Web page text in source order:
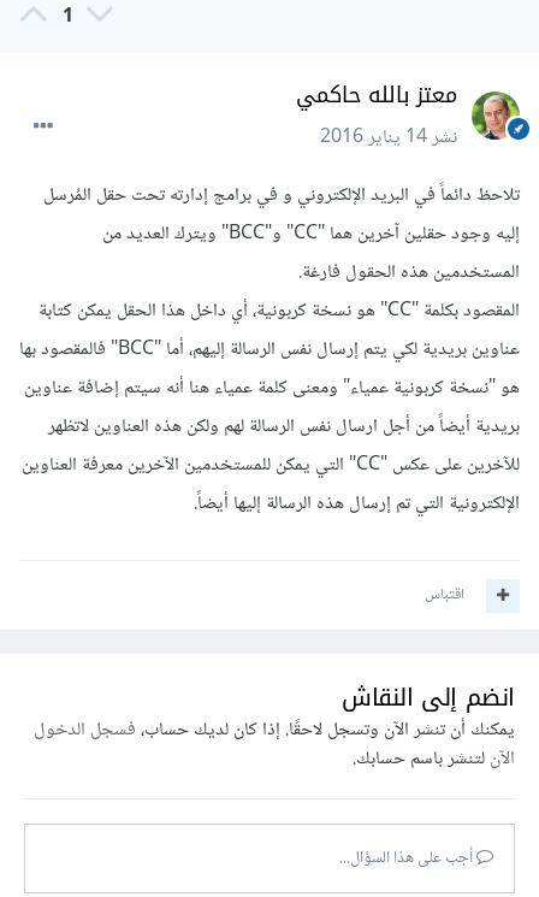
1
معتز بالله حاكمي
نشر14 يناير 2016
تلاحظ دائماً في البريد الإلكتروني و في برامج إدارته تحت حقل المُرسل
إليه وجود حقلين آخرين هما "CC" و"BCC" ويترك العديد من
المستخدمين هذه الحقول فارغة.
المقصود بكلمة "CC" هو نسخة كربونية، أي داخل هذا الحقل يمكن كتابة
عناوين بريدية لكي يتم إرسال نفس الرسالة إليهم، أما "BCC" فالمقصود بها
هو "نسخة كربونية عمياء" ومعنى كلمة عمياء هنا أنه سيتم إضافة عناوين
بريدية أيضاً من أجل ارسال نفس الرسالة لهم ولكن هذه العناوين لاتظهر
للآخرين على عكس "CC" التي يمكن للمستخدمين الآخرين معرفة العناوين
الإلكترونية التي تم إرسال هذه الرسالة إليها أيضاً.
اقتباس
انضم إلى النقاش
يمكنك أن تنشر الآن وتسجل لاحقًا. إذا كان لديك حساب،فسجل الدخول
الآنلتنشر باسم حسابك.
أجب على هذا السؤال...